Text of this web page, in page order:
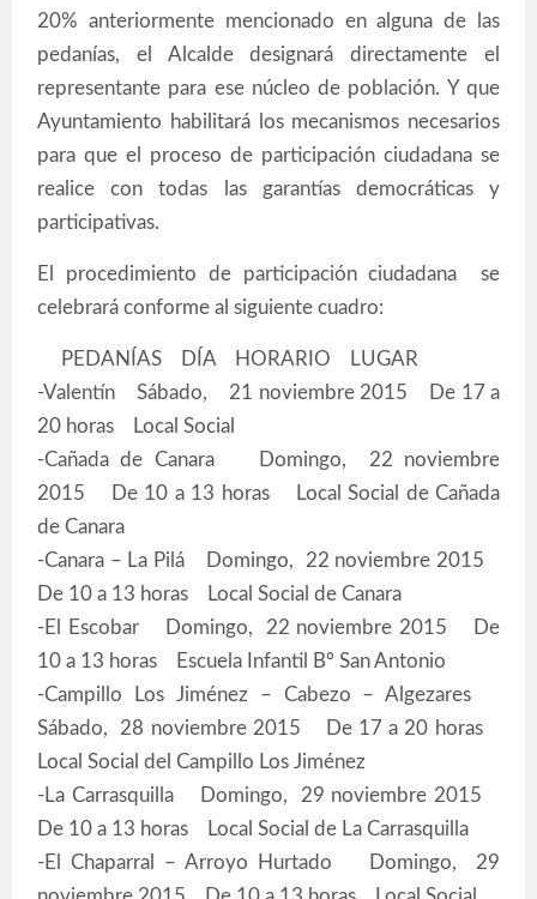
20% anteriormente mencionado en alguna de las
pedanías, el Alcalde designará directamente el
representante para ese núcleo de población. Y que
Ayuntamiento habilitará los mecanismos necesarios
para que el proceso de participación ciudadana se
realice con todas las garantías democráticas y
participativas.
El procedimiento de participación ciudadana se
celebrará conforme al siguiente cuadro:
PEDANÍAS DÍA HORARIO LUGAR
-Valentín Sábado, 21 noviembre 2015 De 17 a
20 horas Local Social
-Cañada de Canara Domingo, 22 noviembre
2015 De 10 a 13 horas Local Social de Cañada
de Canara
-Canara – La Pilá Domingo, 22 noviembre 2015
De 10 a 13 horas Local Social de Canara
-El Escobar Domingo, 22 noviembre 2015 De
10 a 13 horas Escuela Infantil Bº San Antonio
-Campillo Los Jiménez – Cabezo – Algezares
Sábado, 28 noviembre 2015 De 17 a 20 horas
Local Social del Campillo Los Jiménez
-La Carrasquilla Domingo, 29 noviembre 2015
De 10 a 13 horas Local Social de La Carrasquilla
-El Chaparral – Arroyo Hurtado Domingo, 29